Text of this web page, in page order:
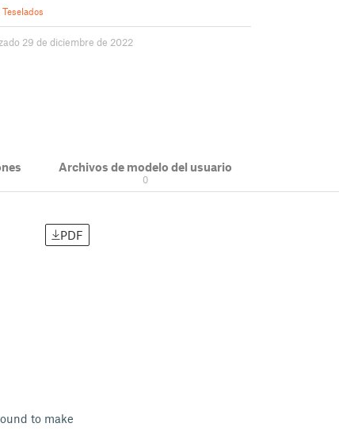
29 de diciembre de 2022
Archivos de modelo del usuario
0
PDF
to make